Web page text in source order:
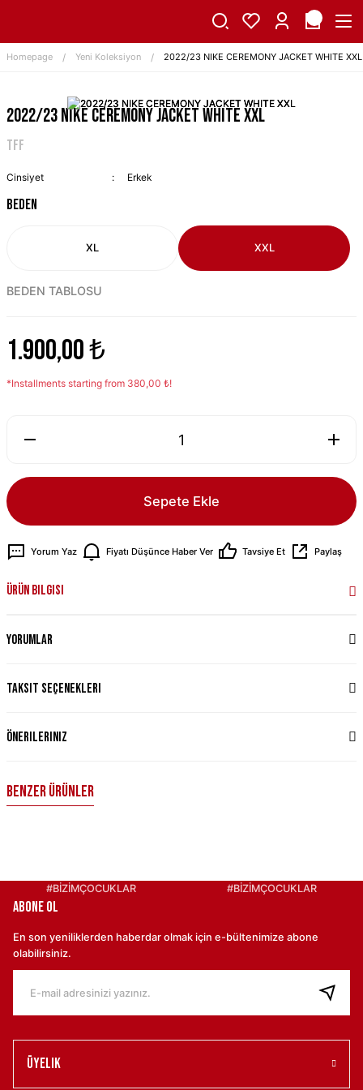
Homepage Yeni Koleksiyon 2022/23 NIKE CEREMONY JACKET WHITE XXL
2022/23 NIKE CEREMONY JACKET WHITE XXL
TFF
Cinsiyet Erkek
BEDEN
XL XXL
BEDEN TABLOSU
1.900,00 ₺
*Installments starting from 380,00 ₺!
Sepete Ekle
Yorum Yaz Fiyatı Düşünce Haber Ver Tavsiye Et Paylaş
Ürün Bilgisi
Yorumlar
Taksit Seçenekleri
Önerileriniz
Benzer Ürünler
4.099,00 ₺
6.099,00 ₺
Turkey National Team Nike Goalkeeper Match Jersey - Blue XS
#BİZİMÇOCUKLAR #BİZİMÇOCUKLAR
Üyelik
ABONE OL
En son yeniliklerden haberdar olmak için e-bültenimize abone
olabilirsiniz.